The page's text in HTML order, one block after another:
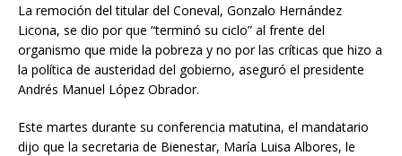
La remoción del titular del Coneval, Gonzalo Hernández
Licona, se dio por que “terminó su ciclo” al frente del
organismo que mide la pobreza y no por las críticas que hizo a
la política de austeridad del gobierno, aseguró el presidente
Andrés Manuel López Obrador.
Este martes durante su conferencia matutina, el mandatario
dijo que la secretaria de Bienestar, María Luisa Albores, le